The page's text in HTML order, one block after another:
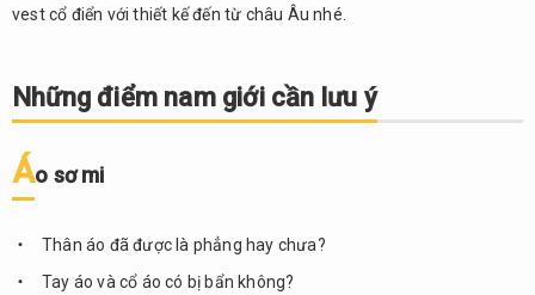
và
3.1.
vạt
4.
vest cổ điển với thiết kế đến từ châu Âu nhé.
Những điểm nam giới cần lưu ý
Áo sơ mi
Thân áo đã được là phẳng hay chưa?
Tay áo và cổ áo có bị bẩn không?